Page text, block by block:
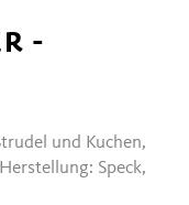
-
und Kuchen,
Speck,